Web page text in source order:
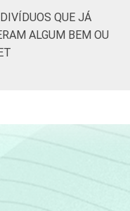
56
QUE JÁ
ALGUM BEM OU